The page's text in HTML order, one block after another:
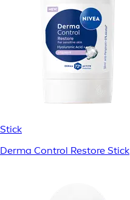
Stick
Derma Control Restore Stick